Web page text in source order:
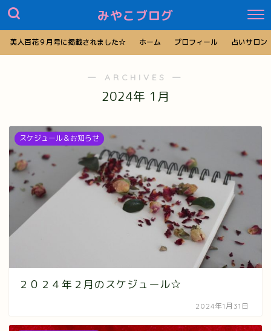
みやこブログ
美人百花９月号に掲載されました☆ ホーム プロフィール 占いサロン
― ARCHIVES ―
2024年 1月
スケジュール＆お知らせ
２０２４年２月のスケジュール☆
2024年1月31日